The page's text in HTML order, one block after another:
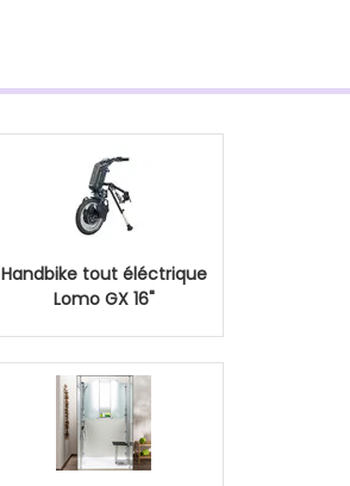
Handbike tout éléctrique
Lomo GX 16"